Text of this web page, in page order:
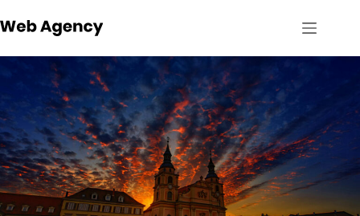
au
contenu